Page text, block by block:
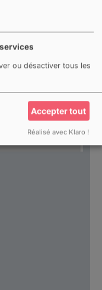
ou désactiver tous les
Accepter tout
Réalisé avec Klaro !